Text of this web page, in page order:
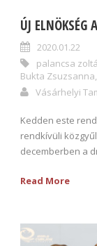
ÚJ ELNÖKSÉG
2020.01.22
palancsa
Bukta Zsuzsanna,
Vásárhelyi
Kedden este
rendkívüli
decemberben a
Read More